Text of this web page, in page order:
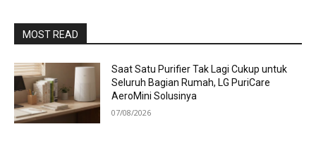
MOST READ
Saat Satu Purifier Tak Lagi Cukup untuk
Seluruh Bagian Rumah, LG PuriCare
AeroMini Solusinya
07/08/2026